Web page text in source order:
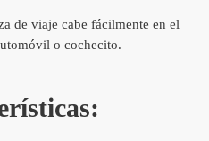
de viaje cabe fácilmente en el
o cochecito.